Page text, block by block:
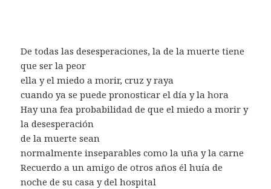
De todas las desesperaciones, la de la muerte tiene
que ser la peor
ella y el miedo a morir, cruz y raya
cuando ya se puede pronosticar el día y la hora
Hay una fea probabilidad de que el miedo a morir y
la desesperación
de la muerte sean
normalmente inseparables como la uña y la carne
Recuerdo a un amigo de otros años él huía de
noche de su casa y del hospital